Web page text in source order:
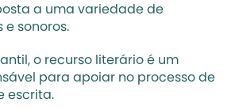
a uma variedade de
e sonoros.
o recurso literário é um
para apoiar no processo de
escrita.